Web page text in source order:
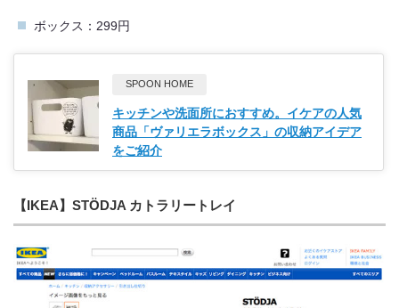
ボックス：299円
SPOON HOME
キッチンや洗面所におすすめ。イケアの人気
商品「ヴァリエラボックス」の収納アイデア
をご紹介
【IKEA】STÖDJA カトラリートレイ